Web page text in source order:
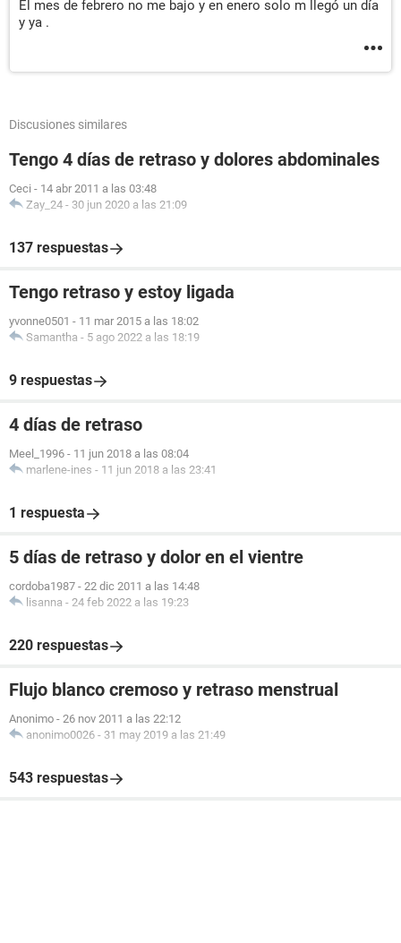
El mes de febrero no me bajo y en enero solo m llegó un día
y ya .
Discusiones similares
Tengo 4 días de retraso y dolores abdominales
Ceci - 14 abr 2011 a las 03:48
Zay_24 - 30 jun 2020 a las 21:09
137 respuestas
Tengo retraso y estoy ligada
yvonne0501 - 11 mar 2015 a las 18:02
Samantha - 5 ago 2022 a las 18:19
9 respuestas
4 días de retraso
Meel_1996 - 11 jun 2018 a las 08:04
marlene-ines - 11 jun 2018 a las 23:41
1 respuesta
5 días de retraso y dolor en el vientre
cordoba1987 - 22 dic 2011 a las 14:48
lisanna - 24 feb 2022 a las 19:23
220 respuestas
Flujo blanco cremoso y retraso menstrual
Anonimo - 26 nov 2011 a las 22:12
anonimo0026 - 31 may 2019 a las 21:49
543 respuestas